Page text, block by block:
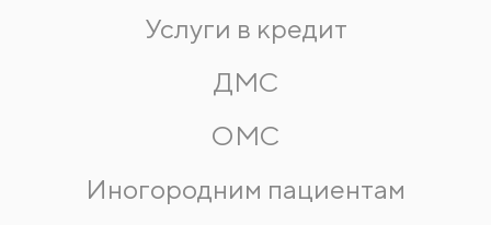
Услуги в кредит
ДМС
ОМС
Иногородним пациентам